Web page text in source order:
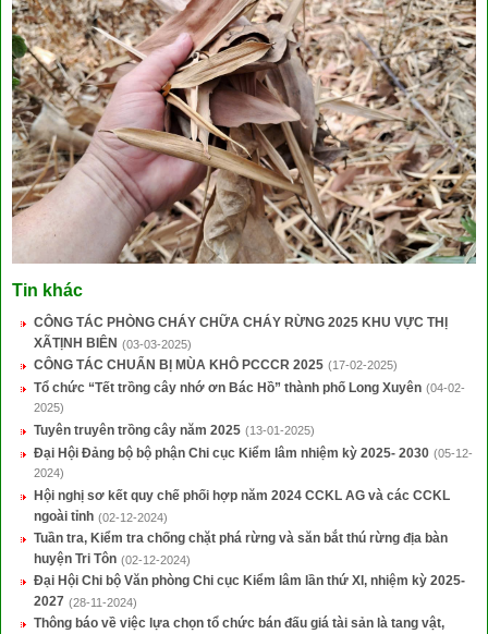
Tin khác
CÔNG TÁC PHÒNG CHÁY CHỮA CHÁY RỪNG 2025 KHU VỰC THỊ
XÃTỊNH BIÊN (03-03-2025)
CÔNG TÁC CHUẨN BỊ MÙA KHÔ PCCCR 2025 (17-02-2025)
Tổ chức “Tết trồng cây nhớ ơn Bác Hồ” thành phố Long Xuyên (04-02-
2025)
Tuyên truyên trồng cây năm 2025 (13-01-2025)
Đại Hội Đảng bộ bộ phận Chi cục Kiểm lâm nhiệm kỳ 2025- 2030 (05-12-
2024)
Hội nghị sơ kết quy chế phối hợp năm 2024 CCKL AG và các CCKL
ngoài tỉnh (02-12-2024)
Tuần tra, Kiểm tra chống chặt phá rừng và săn bắt thú rừng địa bàn
huyện Tri Tôn (02-12-2024)
Đại Hội Chi bộ Văn phòng Chi cục Kiểm lâm lần thứ XI, nhiệm kỳ 2025-
2027 (28-11-2024)
Thông báo về việc lựa chọn tổ chức bán đấu giá tài sản là tang vật,